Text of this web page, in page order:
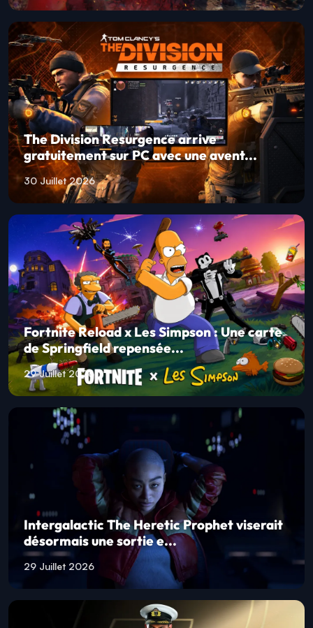
The Division Resurgence arrive
gratuitement sur PC avec une avent...
30 Juillet 2026
Fortnite Reload x Les Simpson : Une carte
de Springfield repensée...
29 Juillet 2026
Intergalactic The Heretic Prophet viserait
désormais une sortie e...
29 Juillet 2026